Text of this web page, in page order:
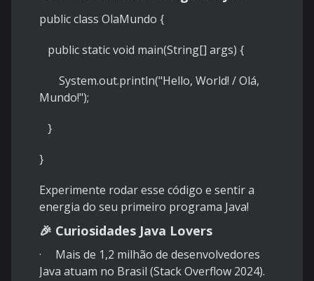
public class OlaMundo {
public static void main(String[] args) {
System.out.println("Hello, World! / Olá,
Mundo!");
}
}
Experimente rodar esse código e sentir a
energia do seu primeiro programa Java!
🎉 Curiosidades Java Lovers
· Mais de 1,2 milhão de desenvolvedores
Java atuam no Brasil (Stack Overflow 2024).